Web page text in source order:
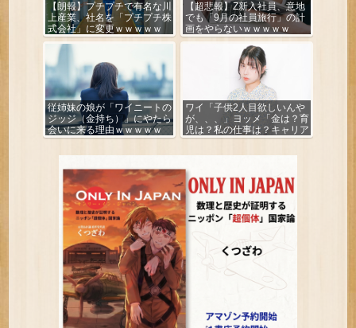
【朗報】プチプチで有名な川
上産業、社名を「プチプチ株
式会社」に変更ｗｗｗｗｗ
【超悲報】Z新入社員、意地
でも「9月の社員旅行」の計
画をやらないｗｗｗｗｗ
従姉妹の娘が「ワイニートの
ジッジ（金持ち）」にやたら
会いに来る理由ｗｗｗｗｗ
ワイ「子供2人目欲しいんや
が、、、」ヨッメ「金は？育
児は？私の仕事は？キャリア
は？」